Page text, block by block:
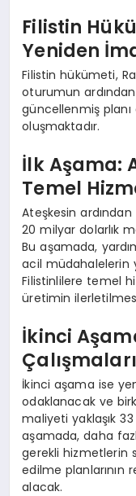
Filistin
Yeniden
Filistin hükümeti,
oturumun
güncellenmiş planı
oluşmaktadır.
İlk Aşama:
Temel
Ateşkesin ardından
20 milyar dolarlık
Bu aşamada,
acil müdahalelerin
Filistinlilere temel
üretimin
İkinci
Çalışmaları
İkinci aşama ise
odaklanacak ve
maliyeti yaklaşık
aşamada, daha
gerekli hizmetlerin
edilme planlarının
alacak.